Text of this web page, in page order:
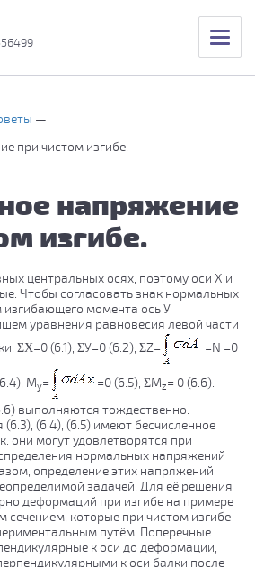
при чистом изгибе.
напряжение
изгибе.
центральных осях, поэтому оси Х и
Чтобы согласовать знак нормальных
момента ось У
уравнения равновесия левой части
ΣΧ=0 (6.1), ΣУ=0 (6.2), ΣZ=
=N =0
Mу= =0 (6.5), ΣMz= 0 (6.6).
выполняются тождественно.
(6.4), (6.5) имеют бесчисленное
они могут удовлетворятся при
нормальных напряжений
определение этих напряжений
задачей. Для её решения
деформаций при изгибе на примере
сечением, которые при чистом изгибе
путём. Поперечные
к оси до деформации,
к оси балки после